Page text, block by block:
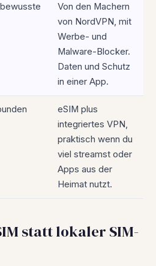
Von den Machern
von NordVPN, mit
Werbe- und
Malware-Blocker.
Daten und Schutz
in einer App.
eSIM plus
integriertes VPN,
praktisch wenn du
viel streamst oder
Apps aus der
Heimat nutzt.
statt lokaler SIM-